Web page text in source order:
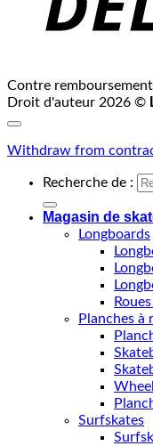
Contre remboursement
Droit d'auteur 2026 ©
Withdraw from
Recherche de :
Magasin de
Longboards
Planches à
Surfskates